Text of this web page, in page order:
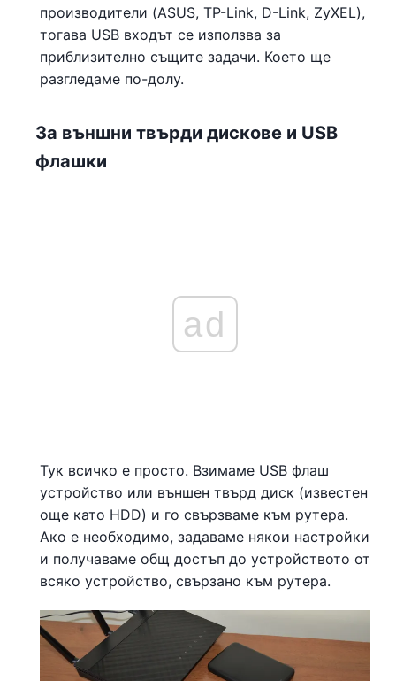
производители (ASUS, TP-Link, D-Link, ZyXEL),
тогава USB входът се използва за
приблизително същите задачи. Което ще
разгледаме по-долу.
За външни твърди дискове и USB
флашки
ad
Тук всичко е просто. Взимаме USB флаш
устройство или външен твърд диск (известен
още като HDD) и го свързваме към рутера.
Ако е необходимо, задаваме някои настройки
и получаваме общ достъп до устройството от
всяко устройство, свързано към рутера.